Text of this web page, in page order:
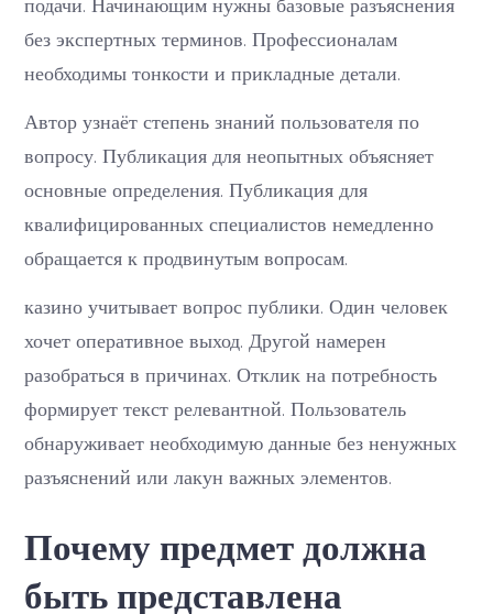
без экспертных терминов. Профессионалам
необходимы тонкости и прикладные детали.
Автор узнаёт степень знаний пользователя по
вопросу. Публикация для неопытных объясняет
основные определения. Публикация для
квалифицированных специалистов немедленно
обращается к продвинутым вопросам.
казино учитывает вопрос публики. Один человек
хочет оперативное выход. Другой намерен
разобраться в причинах. Отклик на потребность
формирует текст релевантной. Пользователь
обнаруживает необходимую данные без ненужных
разъяснений или лакун важных элементов.
Почему предмет должна
быть представлена